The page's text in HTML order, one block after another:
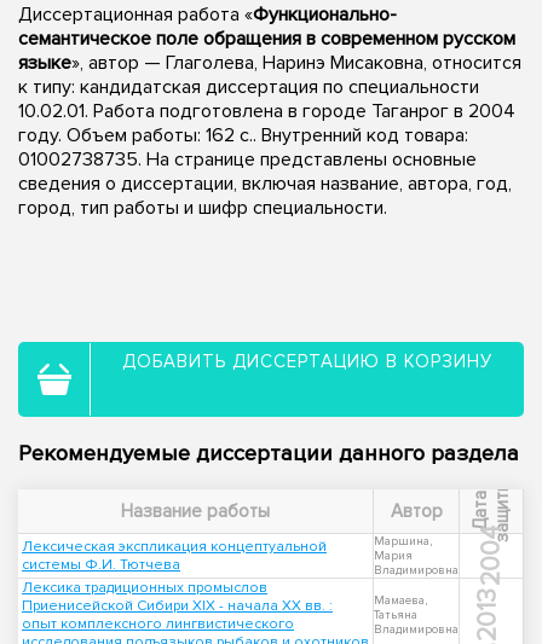
Диссертационная работа «Функционально-
семантическое поле обращения в современном русском
языке», автор — Глаголева, Наринэ Мисаковна, относится
к типу: кандидатская диссертация по специальности
10.02.01. Работа подготовлена в городе Таганрог в 2004
году. Объем работы: 162 с.. Внутренний код товара:
01002738735. На странице представлены основные
сведения о диссертации, включая название, автора, год,
город, тип работы и шифр специальности.
ДОБАВИТЬ ДИССЕРТАЦИЮ В КОРЗИНУ
Рекомендуемые диссертации данного раздела
Название работы Автор Д
а
т
а
з
а
щ
и
ты
Лексическая экспликация концептуальной
системы Ф.И. Тютчева
Маршина,
Мария
Владимировна
2004
Лексика традиционных промыслов
Приенисейской Сибири XIX - начала XX вв. :
опыт комплексного лингвистического
Мамаева,
Татьяна
Владимировна
2013